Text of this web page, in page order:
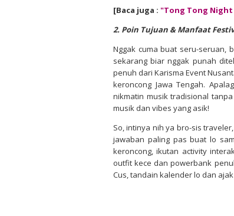
[Baca juga : "Tong Tong Night
2. Poin Tujuan & Manfaat
Nggak cuma buat seru-seruan,
sekarang biar nggak punah
penuh dari Karisma Event
keroncong Jawa Tengah.
nikmatin musik tradisional
musik dan vibes yang asik!
So, intinya nih ya bro-sis
jawaban paling pas buat lo
keroncong, ikutan activity
outfit kece dan powerbank
Cus, tandain kalender lo dan